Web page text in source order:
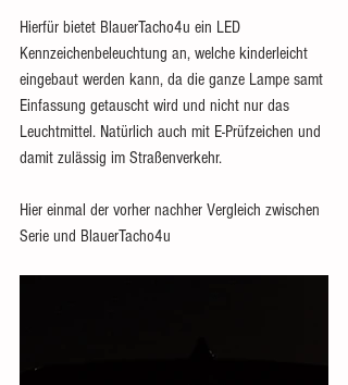
Hierfür bietet BlauerTacho4u ein LED
Kennzeichenbeleuchtung an, welche kinderleicht
eingebaut werden kann, da die ganze Lampe samt
Einfassung getauscht wird und nicht nur das
Leuchtmittel. Natürlich auch mit E-Prüfzeichen und
damit zulässig im Straßenverkehr.
Hier einmal der vorher nachher Vergleich zwischen
Serie und BlauerTacho4u